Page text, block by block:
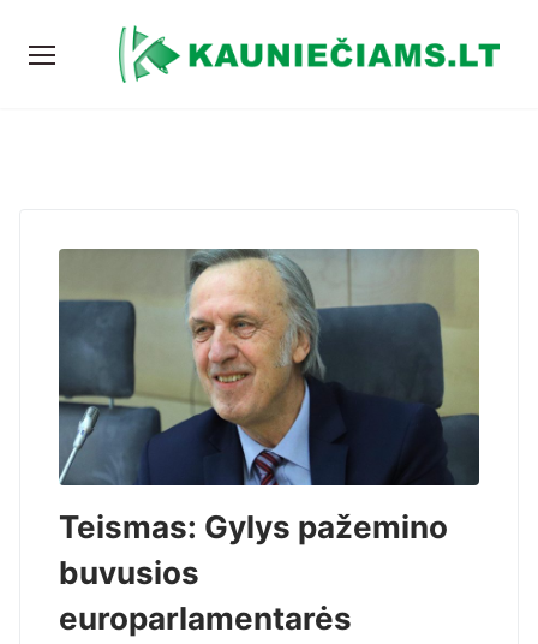
Teismas: Gylys pažemino
buvusios
europarlamentarės